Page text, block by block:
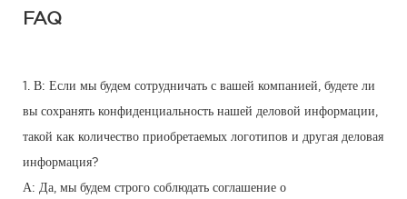
FAQ
1. В: Если мы будем сотрудничать с вашей компанией, будете ли
вы сохранять конфиденциальность нашей деловой информации,
такой как количество приобретаемых логотипов и другая деловая
информация?
А: Да, мы будем строго соблюдать соглашение о